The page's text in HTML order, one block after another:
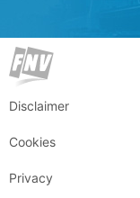
Disclaimer
Cookies
Privacy